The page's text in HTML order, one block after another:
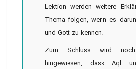
Lektion werden weitere
Thema folgen, wenn es
und Gott zu kennen.
Zum Schluss wird
hingewiesen, dass Aql